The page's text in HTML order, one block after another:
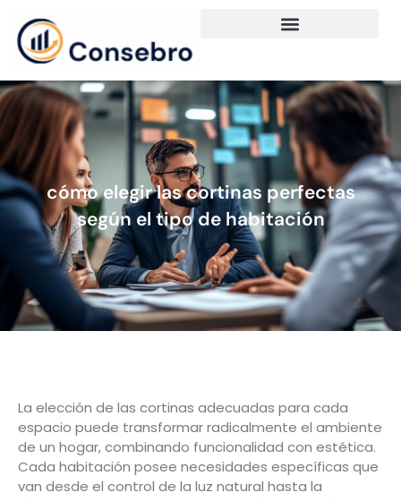
cómo elegir las cortinas perfectas
según el tipo de habitación
La elección de las cortinas adecuadas para cada
espacio puede transformar radicalmente el ambiente
de un hogar, combinando funcionalidad con estética.
Cada habitación posee necesidades específicas que
van desde el control de la luz natural hasta la